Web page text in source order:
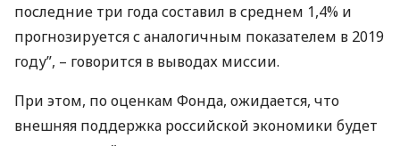
последние три года составил в среднем 1,4% и
прогнозируется с аналогичным показателем в 2019
году”, – говорится в выводах миссии.
При этом, по оценкам Фонда, ожидается, что
внешняя поддержка российской экономики будет